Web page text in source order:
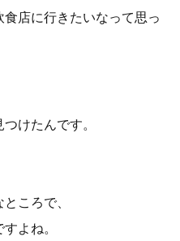
店に行きたいなって思っ
けたんです。
ころで、
よね。